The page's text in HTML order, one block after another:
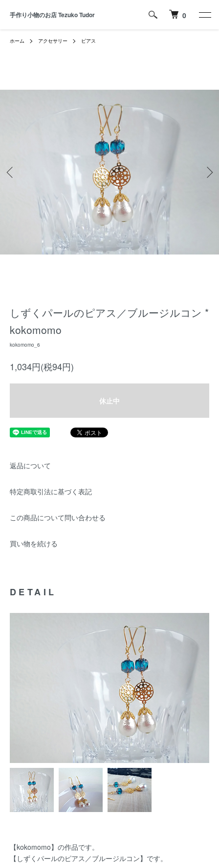
手作り小物のお店 Tezuko Tudor 0
ホーム アクセサリー ピアス
しずくパールのピアス／ブルージルコン *
kokomomo
kokomomo_6
1,034円(税94円)
休止中
返品について
特定商取引法に基づく表記
この商品について問い合わせる
買い物を続ける
DETAIL
【kokomomo】の作品です。
【しずくパールのピアス／ブルージルコン】です。